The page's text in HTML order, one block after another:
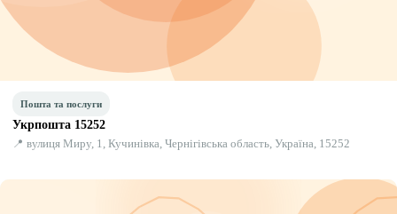
Пошта та послуги
Укрпошта 15252
📍 вулиця Миру, 1, Кучинівка, Чернігівська область, Україна, 15252